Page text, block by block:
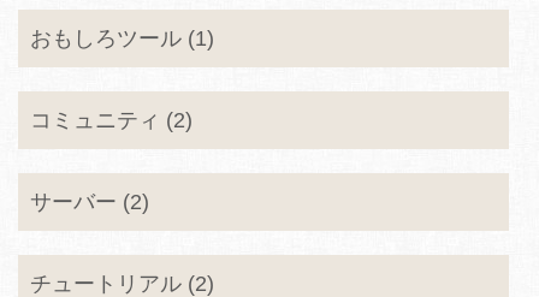
おもしろツール (1)
コミュニティ (2)
サーバー (2)
チュートリアル (2)